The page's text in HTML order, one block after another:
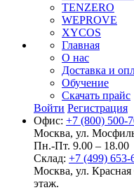
TENZERO
WEPROVE
XYCOS
Главная
О нас
Доставка и
Обучение
Скачать прайс
Войти Регистрация
Офис: +7 (800) 500-
Москва, ул.
Пн.-Пт. 9.00 – 18.00
Склад: +7 (499) 653-
Москва, ул. Красная
этаж.